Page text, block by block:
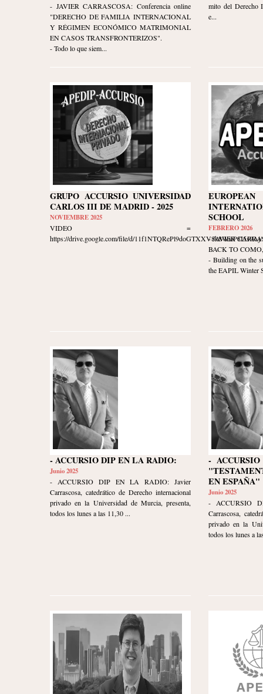
- JAVIER CARRASCOSA: Conferencia online
"DERECHO DE FAMILIA INTERNACIONAL
Y RÉGIMEN ECONÓMICO MATRIMONIAL
EN CASOS TRANSFRONTERIZOS".
- Todo lo que siem...
mito del Derecho
e...
GRUPO ACCURSIO UNIVERSIDAD
CARLOS III DE MADRID - 2025
NOVIEMBRE 2025
VIDEO =
https://drive.google.com/file/d/
SCHOOL
FEBRERO 2026
- JAVIER
BACK TO
- Building on the
the EAPIL Winter
- ACCURSIO DIP EN LA RADIO:
Junio 2025
- ACCURSIO DIP EN LA RADIO: Javier
Carrascosa, catedrático de Derecho internacional
privado en la Universidad de Murcia, presenta,
todos los lunes a las 11,30 ...
-
EN ESPAÑA"
Junio 2025
- ACCURSIO
Carrascosa,
privado en la
todos los lunes a